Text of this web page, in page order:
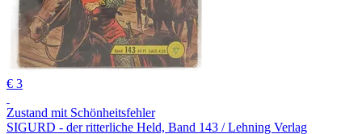
€ 3
Zustand mit Schönheitsfehler
SIGURD - der ritterliche Held, Band 143 / Lehning Verlag